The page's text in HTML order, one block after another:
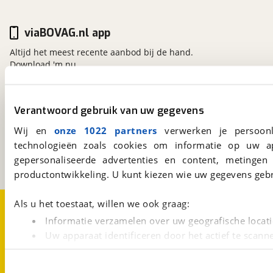
Verantwoord gebruik van uw gegevens
Wij en onze 1022 partners verwerken je
technologieën zoals cookies om informatie op
gepersonaliseerde advertenties en content,
productontwikkeling. U kunt kiezen wie uw gegevens
Als u het toestaat, willen we ook graag:
Informatie verzamelen over uw geografische
Uw apparaat identificeren door het actief te
viaBOVAG.nl
Kosterijland15
Een initiatief van
BOVAG
viaBOVAG.nl app
Altijd het meest recente aanbod bij de hand.
Download 'm nu.
Over viaBOVAG.nlDisclaimer- en Privacyverklaring
Cookievoorkeuren
Vacatures